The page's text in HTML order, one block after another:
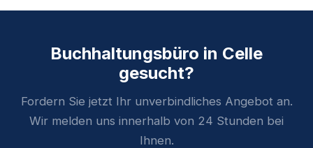
Buchhaltungsbüro in Celle
gesucht?
Fordern Sie jetzt Ihr unverbindliches Angebot an.
Wir melden uns innerhalb von 24 Stunden bei
Ihnen.